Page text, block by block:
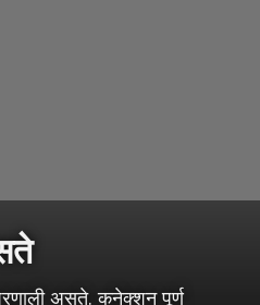
प्रणाली असते. कनेक्शन पूर्ण